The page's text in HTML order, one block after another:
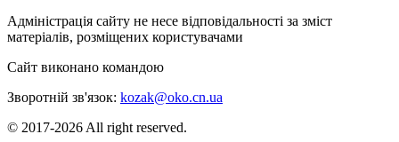
Адміністрація сайту не несе відповідальності за зміст
матеріалів, розміщених користувачами
Сайт виконано командою
Зворотній зв'язок: kozak@oko.cn.ua
© 2017-2026 All right reserved.